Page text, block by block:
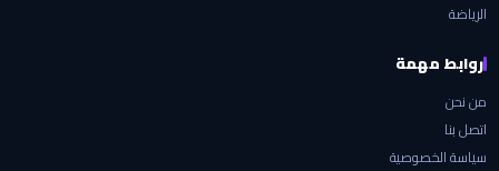
الرياضة
روابط مهمة
من نحن
اتصل بنا
سياسة الخصوصية